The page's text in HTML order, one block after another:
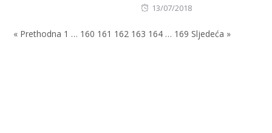
Posted
13/07/2018
« Prethodna 1 … 160 161 162 163 164 … 169 Sljedeća »